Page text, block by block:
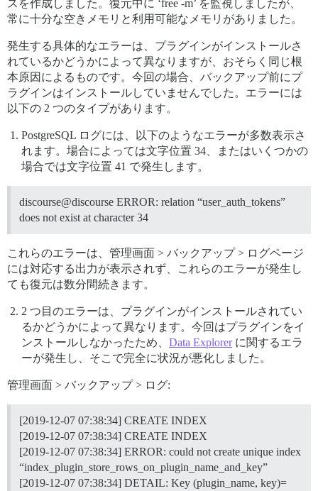
スを作成しました。復元中に ‘free -m’ を監視しましたが、
常に十分な空きメモリと利用可能なメモリがありました。
発生する具体的なエラーは、プラグインがインストールさ
れているかどうかによって異なりますが、おそらく同じ根
本原因によるものです。今回の場合、バックアップ前にプ
ラグインはインストールしていませんでした。エラーには
以下の 2 つのタイプがあります。
PostgreSQL ログには、以下のようなエラーが多数表示さ
れます。場合によっては文字位置 34、またはいくつかの
場合では文字位置 41 で発生します。
discourse@discourse ERROR: relation “user_auth_tokens”
does not exist at character 34
これらのエラーは、管理画面 > バックアップ > ログページ
には対応する出力が表示されず、これらのエラーが発生し
ても復元は数分間続きます。
2 つ目のエラーは、プラグインがインストールされてい
るかどうかによって異なります。今回はプラグインをイ
ンストールしなかったため、 Data Explorerに関するエラ
ーが発生し、そこで完全に状況が悪化しました。
管理画面 > バックアップ > ログ:
[2019-12-07 07:38:34] CREATE INDEX
[2019-12-07 07:38:34] CREATE INDEX
[2019-12-07 07:38:34] ERROR: could not create unique index
“index_plugin_store_rows_on_plugin_name_and_key”
[2019-12-07 07:38:34] DETAIL: Key (plugin_name, key)=